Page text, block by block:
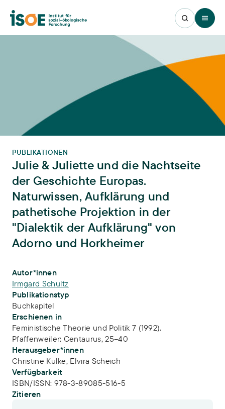
Open
PUBLIKATIONEN
Julie & Juliette und die Nachtseite
der Geschichte Europas.
Naturwissen, Aufklärung und
pathetische Projektion in der
"Dialektik der Aufklärung" von
Adorno und Horkheimer
Publikations-Infos
Autor*innen
Irmgard Schultz
Publikationstyp
Buchkapitel
Erschienen in
Feministische Theorie und Politik 7 (1992).
Pfaffenweiler: Centaurus, 25–40
Herausgeber*innen
Christine Kulke, Elvira Scheich
Verfügbarkeit
ISBN/ISSN: 978-3-89085-516-5
Zitieren